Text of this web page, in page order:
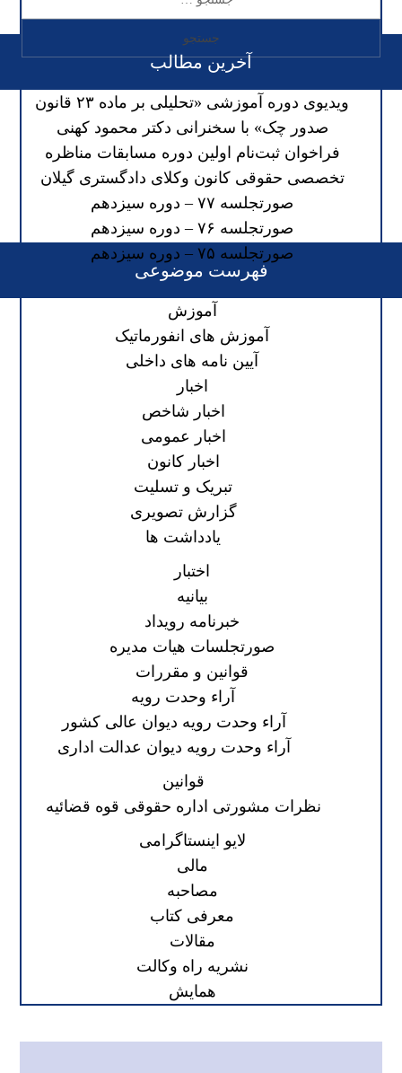
آخرین مطالب
ویدیوی دوره آموزشی «تحلیلی بر ماده ۲۳ قانون
صدور چک» با سخنرانی دکتر محمود کهنی
فراخوان ثبت‌نام اولین دوره مسابقات مناظره
تخصصی حقوقی کانون وکلای دادگستری گیلان
صورتجلسه ۷۷ – دوره سیزدهم
صورتجلسه ۷۶ – دوره سیزدهم
صورتجلسه ۷۵ – دوره سیزدهم
فهرست موضوعی
آموزش
آموزش های انفورماتیک
آیین نامه های داخلی
اخبار
اخبار شاخص
اخبار عمومی
اخبار کانون
تبریک و تسلیت
گزارش تصویری
یادداشت ها
اختبار
بیانیه
خبرنامه رویداد
صورتجلسات هیات مدیره
قوانین و مقررات
آراء وحدت رویه
آراء وحدت رویه دیوان عالی کشور
آراء وحدت رویه دیوان عدالت اداری
قوانین
نظرات مشورتی اداره حقوقی قوه قضائیه
لایو اینستاگرامی
مالی
مصاحبه
معرفی کتاب
مقالات
نشریه راه وکالت
همایش